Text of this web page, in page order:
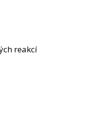
reakcí